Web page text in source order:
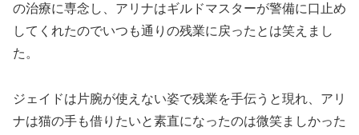
の治療に専念し、アリナはギルドマスターが警備に口止め
してくれたのでいつも通りの残業に戻ったとは笑えまし
た。
ジェイドは片腕が使えない姿で残業を手伝うと現れ、アリ
ナは猫の手も借りたいと素直になったのは微笑ましかった